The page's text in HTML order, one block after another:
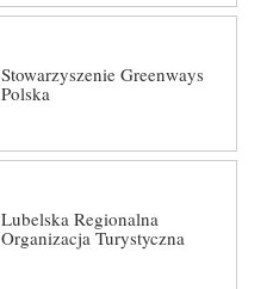
Stowarzyszenie Greenways
Polska
Lubelska Regionalna
Organizacja Turystyczna